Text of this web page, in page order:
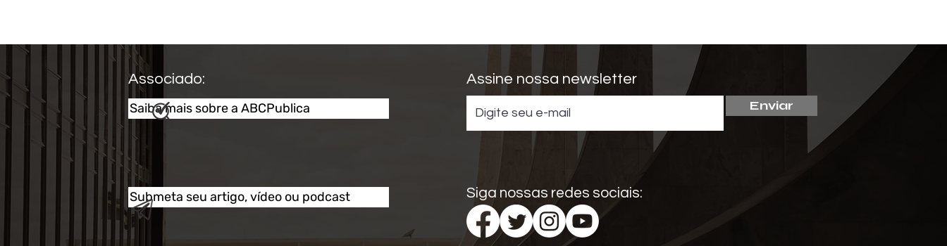
Brasil-China a partir da
Teoria da Dependência
militarização de gabinetes
em democracias
Artigo discute disputas
populismo e seus efeitos
analíticos na Ciência
Política
Associado:
Saiba mais sobre a ABCPublica
Submeta seu artigo, vídeo ou podcast
Assine nossa newsletter
Enviar
Siga nossas redes sociais: